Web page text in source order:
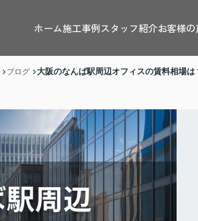
ホーム施工事例スタッフ紹介お客様
ブログ 大阪のなんば駅周辺オフィスの賃料相場